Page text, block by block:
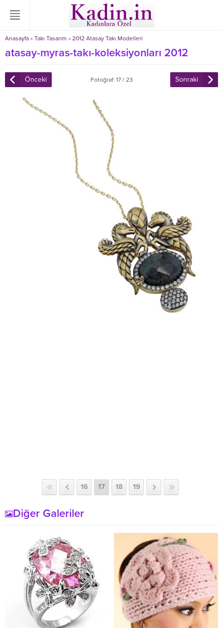
Anasayfa » Takı Tasarım » 2012 Atasay Takı Modelleri
atasay-myras-takı-koleksiyonları 2012
Önceki Fotoğraf: 17 / 23 Sonraki
16 17 18 19
Diğer Galeriler